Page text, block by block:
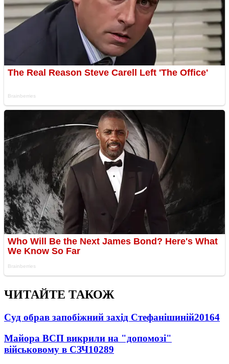
ЧИТАЙТЕ ТАКОЖ
Суд обрав запобіжний захід Стефанішиній20164
Майора ВСП викрили на "допомозі"
військовому в СЗЧ10289